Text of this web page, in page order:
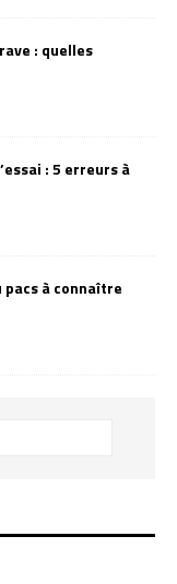
: quelles
: 5 erreurs à
pacs à connaître